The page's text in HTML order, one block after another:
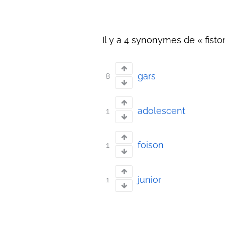
Il y a 4 synonymes de «
8 gars
1 adolescent
1 foison
1 junior